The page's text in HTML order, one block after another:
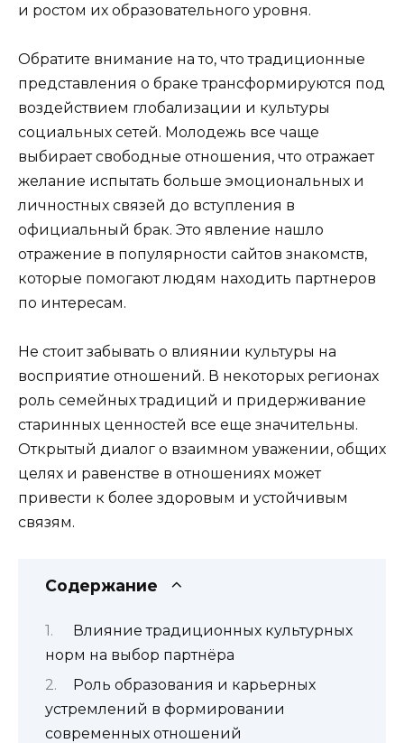
и ростом их образовательного уровня.
Обратите внимание на то, что традиционные
представления о браке трансформируются под
воздействием глобализации и культуры
социальных сетей. Молодежь все чаще
выбирает свободные отношения, что отражает
желание испытать больше эмоциональных и
личностных связей до вступления в
официальный брак. Это явление нашло
отражение в популярности сайтов знакомств,
которые помогают людям находить партнеров
по интересам.
Не стоит забывать о влиянии культуры на
восприятие отношений. В некоторых регионах
роль семейных традиций и придерживание
старинных ценностей все еще значительны.
Открытый диалог о взаимном уважении, общих
целях и равенстве в отношениях может
привести к более здоровым и устойчивым
связям.
Содержание
Влияние традиционных культурных
норм на выбор партнёра
Роль образования и карьерных
устремлений в формировании
современных отношений